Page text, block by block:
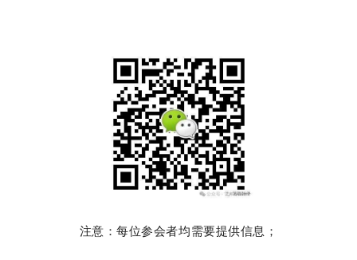
注意：每位参会者均需要提供信息；